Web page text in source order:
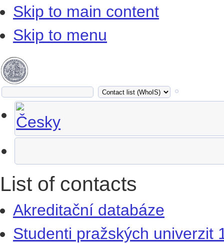
Skip to main content
Skip to menu
List of contacts
Akreditační databáze
Studenti pražských univerzit